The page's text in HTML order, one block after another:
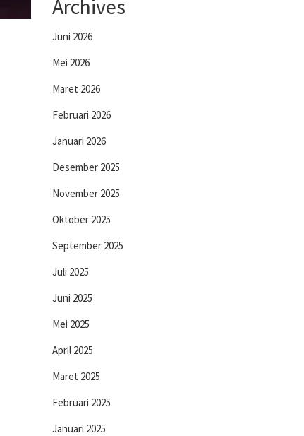
Archives
Juni 2026
Mei 2026
Maret 2026
Februari 2026
Januari 2026
Desember 2025
November 2025
Oktober 2025
September 2025
Juli 2025
Juni 2025
Mei 2025
April 2025
Maret 2025
Februari 2025
Januari 2025